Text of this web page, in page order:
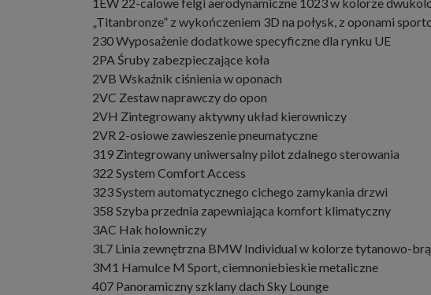
„Titanbronze” z wykończeniem 3D na połysk, z oponami
230 Wyposażenie dodatkowe specyficzne dla rynku UE
2PA Śruby zabezpieczające koła
2VB Wskaźnik ciśnienia w oponach
2VC Zestaw naprawczy do opon
2VH Zintegrowany aktywny układ kierowniczy
2VR 2-osiowe zawieszenie pneumatyczne
319 Zintegrowany uniwersalny pilot zdalnego sterowania
322 System Comfort Access
323 System automatycznego cichego zamykania drzwi
358 Szyba przednia zapewniająca komfort klimatyczny
3AC Hak holowniczy
3L7 Linia zewnętrzna BMW Individual w kolorze tytanowo-
3M1 Hamulce M Sport, ciemnoniebieskie metaliczne
407 Panoramiczny szklany dach Sky Lounge